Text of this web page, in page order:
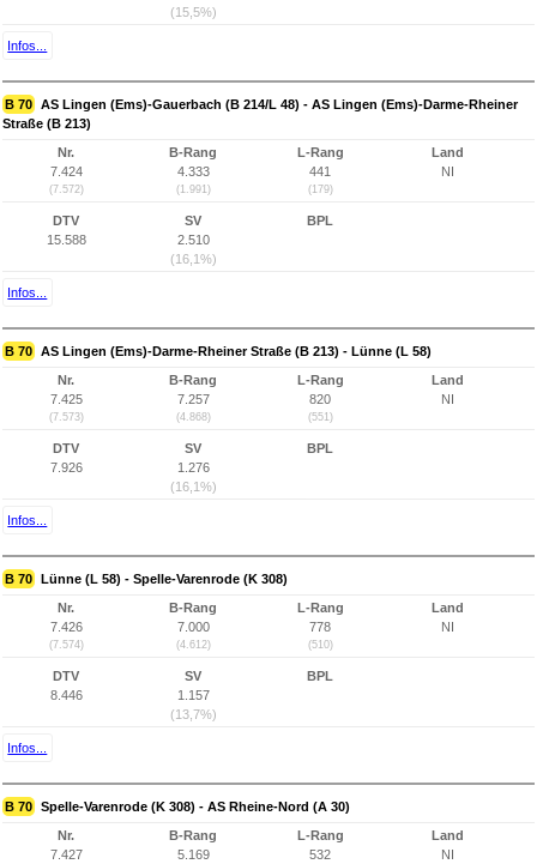
(15,5%)
Infos...
B 70 AS Lingen (Ems)-Gauerbach (B 214/L 48) - AS Lingen (Ems)-Darme-Rheiner
Straße (B 213)
Nr.
7.424
(7.572)
B-Rang
4.333
(1.991)
L-Rang
441
(179)
Land
NI
DTV
15.588
SV
2.510
(16,1%)
BPL
Infos...
B 70 AS Lingen (Ems)-Darme-Rheiner Straße (B 213) - Lünne (L 58)
Nr.
7.425
(7.573)
B-Rang
7.257
(4.868)
L-Rang
820
(551)
Land
NI
DTV
7.926
SV
1.276
(16,1%)
BPL
Infos...
B 70 Lünne (L 58) - Spelle-Varenrode (K 308)
Nr.
7.426
(7.574)
B-Rang
7.000
(4.612)
L-Rang
778
(510)
Land
NI
DTV
8.446
SV
1.157
(13,7%)
BPL
Infos...
B 70 Spelle-Varenrode (K 308) - AS Rheine-Nord (A 30)
Nr.
7.427
B-Rang
5.169
L-Rang
532
Land
NI